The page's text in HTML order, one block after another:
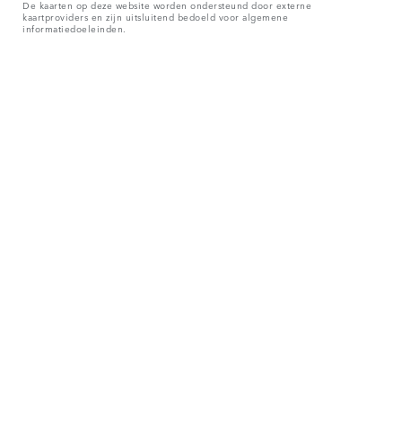
De kaarten op deze website worden ondersteund door externe
kaartproviders en zijn uitsluitend bedoeld voor algemene
informatiedoeleinden.